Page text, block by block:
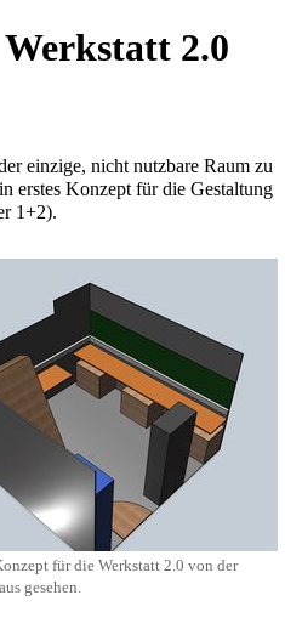
2.0
einzige, nicht nutzbare Raum zu
erstes Konzept für die Gestaltung
1+2).
für die Werkstatt 2.0 von der
gesehen.